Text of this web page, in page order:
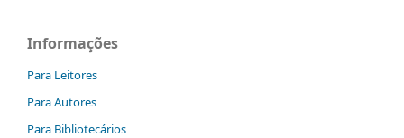
Informações
Para Leitores
Para Autores
Para Bibliotecários